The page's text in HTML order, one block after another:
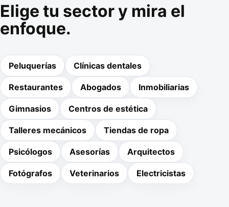
Elige tu sector y mira el
enfoque.
Peluquerías Clínicas dentales
Restaurantes Abogados Inmobiliarias
Gimnasios Centros de estética
Talleres mecánicos Tiendas de ropa
Psicólogos Asesorías Arquitectos
Fotógrafos Veterinarios Electricistas